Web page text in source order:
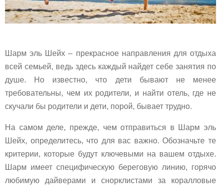
Шарм эль Шейх – прекрасное направления для отдыха
всей семьей, ведь здесь каждый найдет себе занятия по
душе. Но известно, что дети бывают не менее
требовательны, чем их родители, и найти отель, где не
скучали бы родители и дети, порой, бывает трудно.
На самом деле, прежде, чем отправиться в Шарм эль
Шейх, определитесь, что для вас важно. Обозначьте те
критерии, которые будут ключевыми на вашем отдыхе.
Шарм имеет специфическую береговую линию, горячо
любимую дайверами и снорклистами за коралловые